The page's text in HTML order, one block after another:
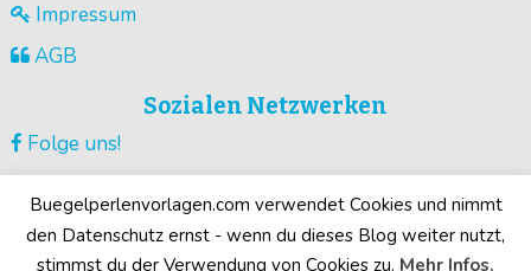
Impressum
AGB
Sozialen Netzwerken
Folge uns!
Guck unsere Videos !
Buegelperlenvorlagen.com verwendet Cookies und nimmt
den Datenschutz ernst - wenn du dieses Blog weiter nutzt,
stimmst du der Verwendung von Cookies zu. Mehr Infos.